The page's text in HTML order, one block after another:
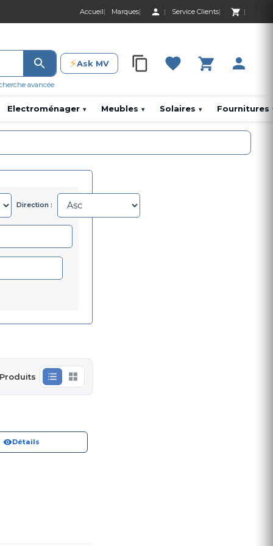
Accueil Marques Service Clients
0 Produit 0,00
avancée
⚡Ask MV 0 Produit 0,00 DH
Electroménager ▾ Meubles ▾ Solaires ▾ Fournitures
Direction :
Détails